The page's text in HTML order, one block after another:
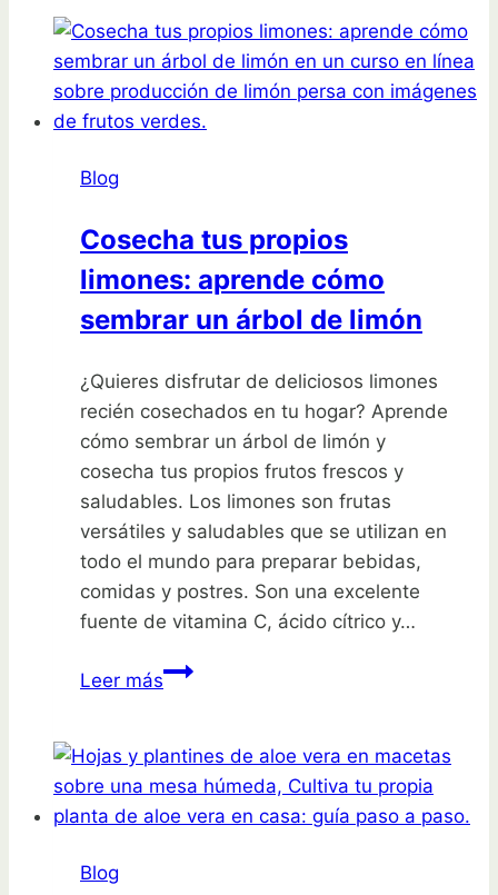
Blog
Cosecha tus propios
limones: aprende cómo
sembrar un árbol de limón
¿Quieres disfrutar de deliciosos limones
recién cosechados en tu hogar? Aprende
cómo sembrar un árbol de limón y
cosecha tus propios frutos frescos y
saludables. Los limones son frutas
versátiles y saludables que se utilizan en
todo el mundo para preparar bebidas,
comidas y postres. Son una excelente
fuente de vitamina C, ácido cítrico y…
Leer másCosecha
limones:
aprende
cómo
Blog